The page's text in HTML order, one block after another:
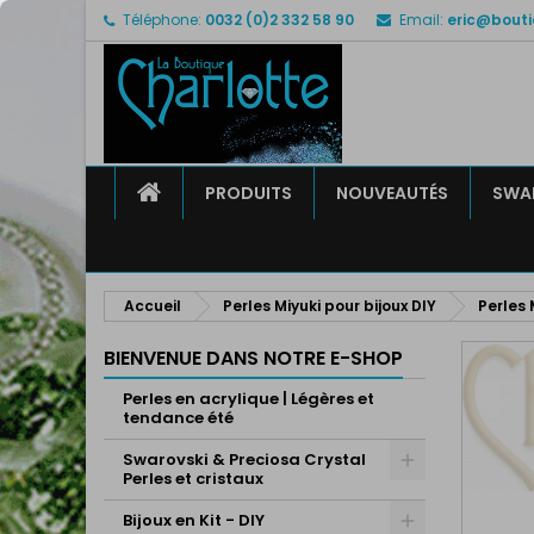
Téléphone: 0032 (0)2 332 58 90 Email:
ACCUEILPRODUITS NOUVEAUTÉS
Accueil Perles Miyuki pour bijoux DIY Perles
BIENVENUE DANS NOTRE E-SHOP
Perles en acrylique | Légères et
tendance été
Swarovski & Preciosa Crystal
Perles et cristaux
Bijoux en Kit - DIY